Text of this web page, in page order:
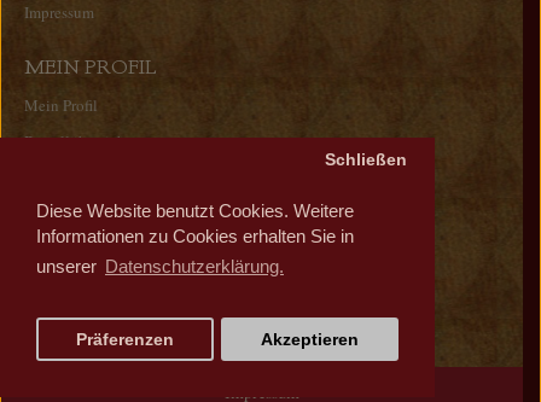
Diese Website benutzt Cookies. Weitere
Informationen zu Cookies erhalten Sie in
unserer Datenschutzerklärung.
Schließen
Präferenzen Akzeptieren
Impressum
MEIN PROFIL
Mein Profil
Bestellübersicht
Newsletter
Impressum